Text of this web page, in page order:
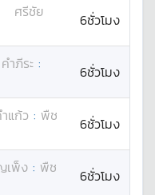
ศรีชัย
6ชั่วโมง
คำภีระ :
6ชั่วโมง
แก้ว : พืช
6ชั่วโมง
เพ็ง : พืช
6ชั่วโมง